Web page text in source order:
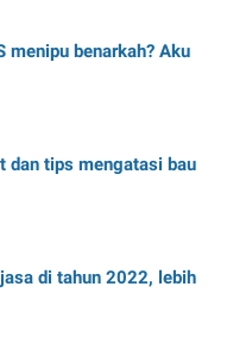
menipu benarkah? Aku
dan tips mengatasi bau
di tahun 2022, lebih